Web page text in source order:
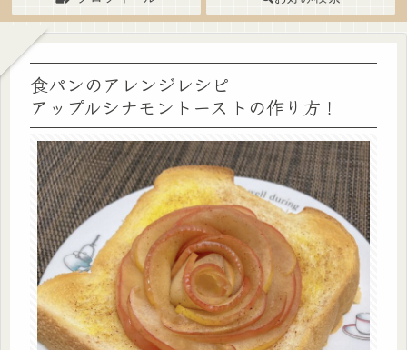
食パンのアレンジレシピ
アップルシナモントーストの作り方！